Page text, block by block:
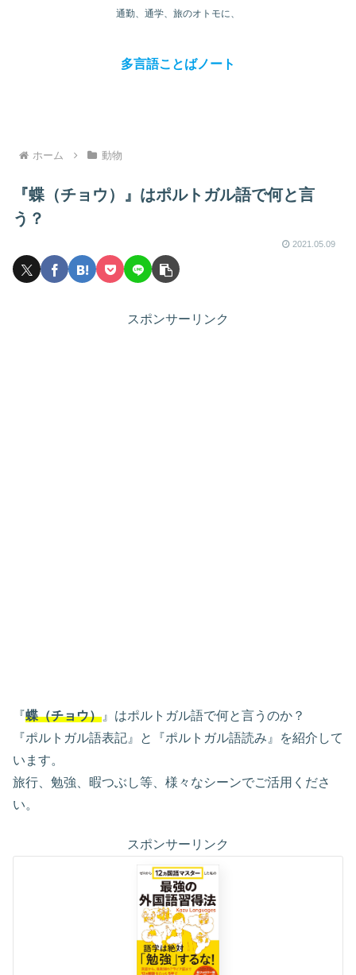
通勤、通学、旅のオトモに、
多言語ことばノート
ホーム 動物
『蝶（チョウ）』はポルトガル語で何と言
う？
2021.05.09
スポンサーリンク
『蝶（チョウ） 』はポルトガル語で何と言うのか？
『ポルトガル語表記』と『ポルトガル語読み』を紹介して
います。
旅行、勉強、暇つぶし等、様々なシーンでご活用くださ
い。
スポンサーリンク